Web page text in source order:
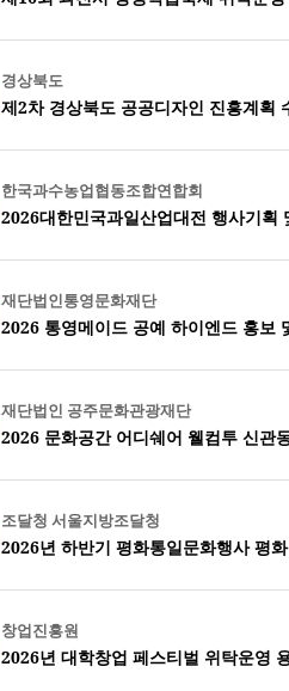
경상북도
제2차 경상북도 공공디자인 진흥계획
한국과수농업협동조합연합회
2026대한민국과일산업대전 행사기획
재단법인통영문화재단
2026 통영메이드 공예 하이엔드 홍보
재단법인 공주문화관광재단
2026 문화공간 어디쉐어 웰컴투 신관
조달청 서울지방조달청
2026년 하반기 평화통일문화행사 평
창업진흥원
2026년 대학창업 페스티벌 위탁운영